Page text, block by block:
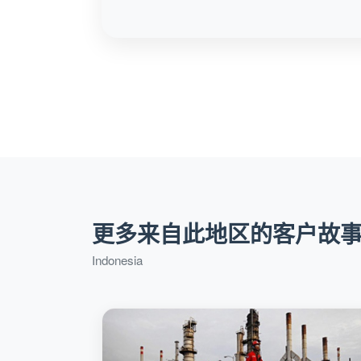
更多来自此地区的客户故
Indonesia